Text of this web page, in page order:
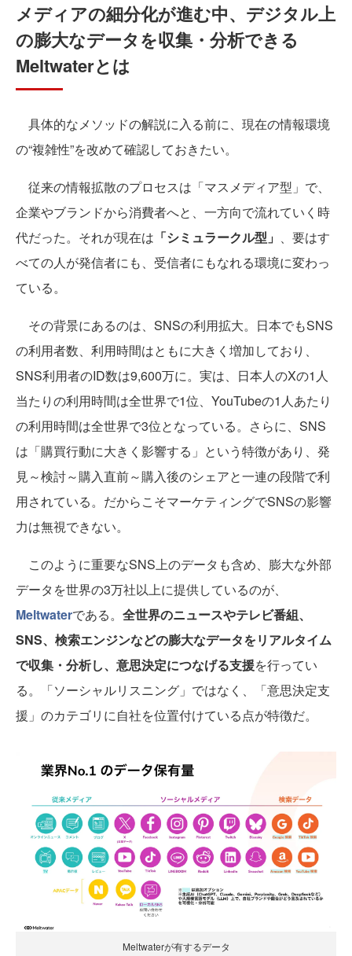
メディアの細分化が進む中、デジタル上
の膨大なデータを収集・分析できる
Meltwaterとは
具体的なメソッドの解説に入る前に、現在の情報環境
の“複雑性”を改めて確認しておきたい。
従来の情報拡散のプロセスは「マスメディア型」で、
企業やブランドから消費者へと、一方向で流れていく時
代だった。それが現在は 「シミュラークル型」 、要はす
べての人が発信者にも、受信者にもなれる環境に変わっ
ている。
その背景にあるのは、SNSの利用拡大。日本でもSNS
の利用者数、利用時間はともに大きく増加しており、
SNS利用者のID数は9,600万に。実は、日本人のXの1人
当たりの利用時間は全世界で1位、YouTubeの1人あたり
の利用時間は全世界で3位となっている。さらに、SNS
は「購買行動に大きく影響する」という特徴があり、発
見～検討～購入直前～購入後のシェアと一連の段階で利
用されている。だからこそマーケティングでSNSの影響
力は無視できない。
このように重要なSNS上のデータも含め、膨大な外部
データを世界の3万社以上に提供しているのが、
Meltwaterである。 全世界のニュースやテレビ番組、
SNS、検索エンジンなどの膨大なデータをリアルタイム
で収集・分析し、意思決定につなげる支援を行ってい
る。「ソーシャルリスニング」ではなく、「意思決定支
援」のカテゴリに自社を位置付けている点が特徴だ。
Meltwaterが有するデータ